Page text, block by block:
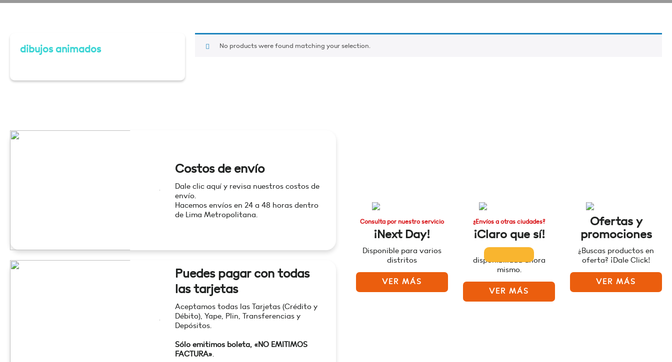
dibujos animados No products were found matching your selection.
Costos de envío
Dale clic aquí y revisa nuestros costos de
envío.
Hacemos envíos en 24 a 48 horas dentro
de Lima Metropolitana.
Puedes pagar con todas
las tarjetas
Aceptamos todas las Tarjetas (Crédito y
Débito), Yape, Plin, Transferencias y
Depósitos.
Sólo emitimos boleta, «NO EMITIMOS
FACTURA».
Consulta por nuestro servicio
¡Next Day!
Disponible para varios
distritos
VER MÁS
¿Envíos a otras ciudades?
¡Claro que sí!
disponibilidad ahora
mismo.
VER MÁS
Ofertas y
promociones
¿Buscas productos en
oferta? ¡Dale Click!
VER MÁS